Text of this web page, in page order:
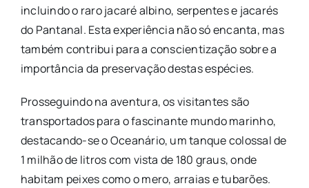
incluindo o raro jacaré albino, serpentes e jacarés
do Pantanal. Esta experiência não só encanta, mas
também contribui para a conscientização sobre a
importância da preservação destas espécies.
Prosseguindo na aventura, os visitantes são
transportados para o fascinante mundo marinho,
destacando-se o Oceanário, um tanque colossal de
1 milhão de litros com vista de 180 graus, onde
habitam peixes como o mero, arraias e tubarões.